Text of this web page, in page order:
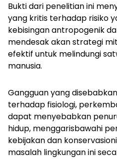
Bukti dari penelitian ini
yang kritis terhadap risiko
kebisingan antropogenik
mendesak akan strategi
efektif untuk melindungi
manusia.
Gangguan yang
terhadap fisiologi,
dapat menyebabkan
hidup, menggarisbawahi
kebijakan dan
masalah lingkungan ini